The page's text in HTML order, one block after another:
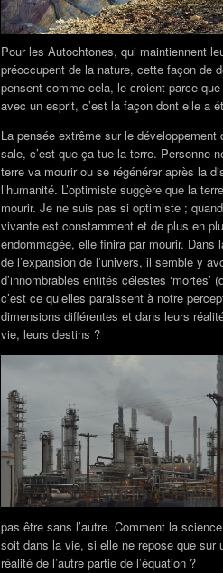
Pour les Autochtones, qui maintiennent
préoccupent de la nature, cette façon de
pensent comme cela, le croient parce
avec un esprit, c’est la façon dont elle a
La pensée extrême sur le développement
sale, c’est que ça tue la terre. Personne
terre va mourir ou se régénérer après la
l’humanité. L’optimiste suggère que la
mourir. Je ne suis pas si optimiste ;
vivante est constamment et de plus en
endommagée, elle finira par mourir. Dans
de l’expansion de l’univers, il semble y
d’innombrables entités célestes ‘mortes’
c’est ce qu’elles paraissent à notre
dimensions différentes et dans leurs
vie, leurs destins ?
pas être sans l’autre. Comment la
soit dans la vie, si elle ne repose que sur
réalité de l’autre partie de l’équation ?